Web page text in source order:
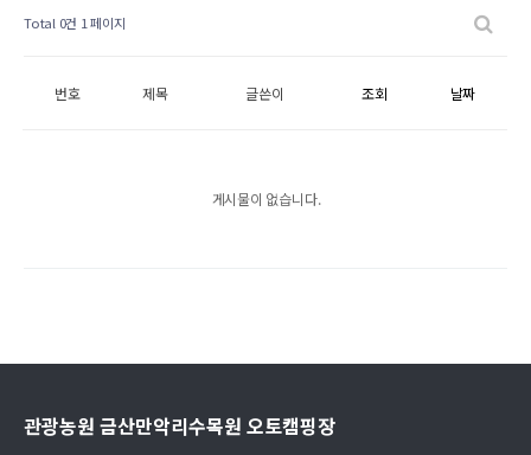
Total 0건 1 페이지
번호 제목 글쓴이 조회 날짜
게시물이 없습니다.
관광농원 금산만악리수목원 오토캠핑장